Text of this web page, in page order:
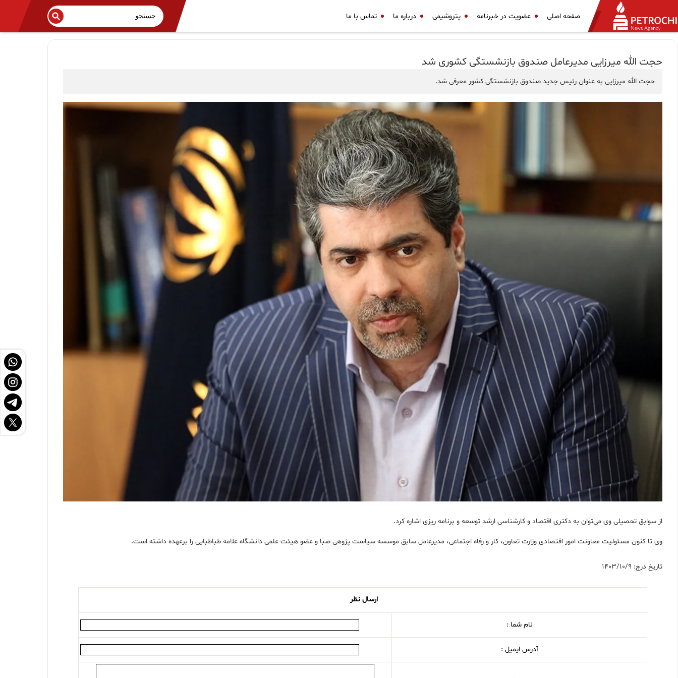
صفحه اصلی عضویت در خبرنامه پتروشیمی درباره ما تماس با ما
حجت الله میرزایی مدیرعامل صندوق بازنشستگی کشوری شد
حجت الله میرزایی به عنوان رئیس جدید صندوق بازنشستگی کشور معرفی شد.
از سوابق تحصیلی وی می‌توان به دکتری اقتصاد و کارشناسی ارشد توسعه و برنامه ریزی اشاره کرد.
وی تا کنون مسئولیت معاونت امور اقتصادی وزارت تعاون، کار و رفاه اجتماعی، مدیرعامل سابق موسسه سیاست پژوهی صبا و عضو هیئت علمی دانشگاه علامه طباطبایی را برعهده داشته است.
تاریخ درج: 1403/10/9
ارسال نظر
نام شما :
آدرس ایمیل :